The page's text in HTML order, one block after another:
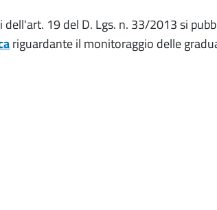
dell'art. 19 del D. Lgs. n. 33/2013 si
riguardante il monitoraggio delle